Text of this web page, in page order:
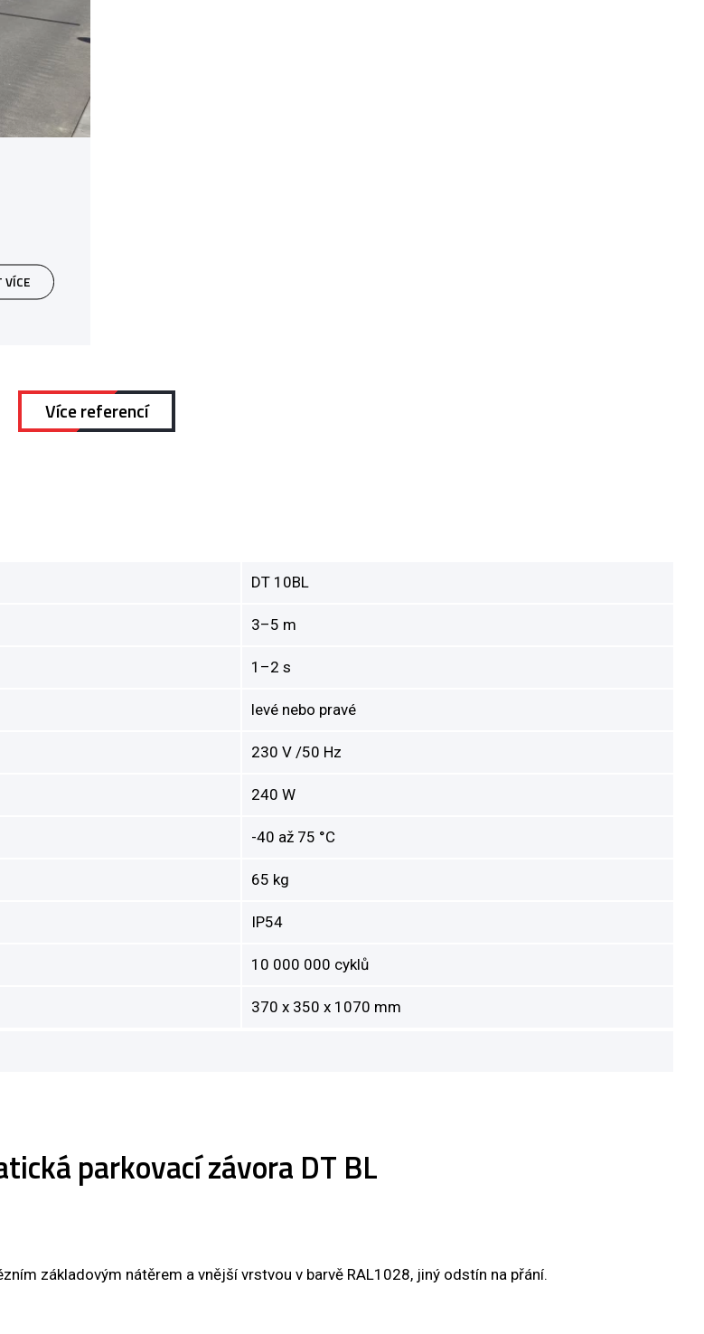
VÍCE
Více referencí
DT 10BL
3–5 m
1–2 s
levé nebo pravé
230 V /50 Hz
240 W
-40 až 75 °C
65 kg
IP54
10 000 000 cyklů
370 x 350 x 1070 mm
parkovací závora DT BL
základovým nátěrem a vnější vrstvou v barvě RAL1028, jiný odstín na přání.